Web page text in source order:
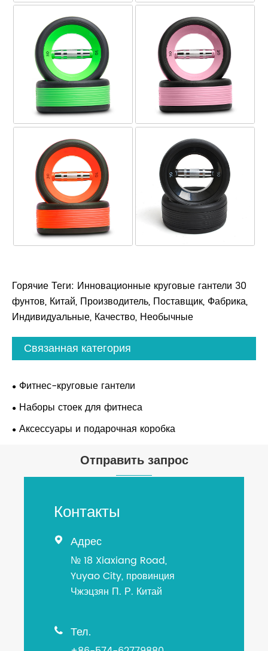
Горячие Теги: Инновационные круговые гантели 30
фунтов, Китай, Производитель, Поставщик, Фабрика,
Индивидуальные, Качество, Необычные
Связанная категория
Фитнес-круговые гантели
Наборы стоек для фитнеса
Аксессуары и подарочная коробка
Отправить запрос
Контакты
 Адрес
№ 18 Xiaxiang Road,
Yuyao City, провинция
Чжэцзян П. Р. Китай
 Тел.